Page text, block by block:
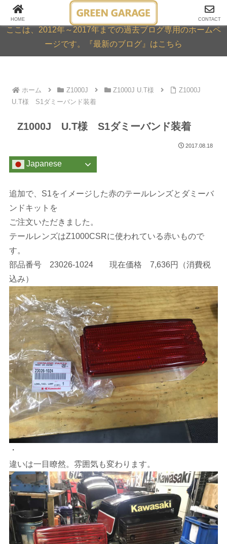
GREEN GARAGE ARCHIVE
ここは、2012年～2017年までの過去ブログ専用のホームペ
ージです。『最新のブログ』はこちら
ホーム Z1000J Z1000J U.T様
Z1000J
U.T様 S1ダミーバンド装着
Z1000J U.T様 S1ダミーバンド装着
2017.08.18
Japanese
追加で、S1をイメージした赤のテールレンズとダミーバ
ンドキットを
ご注文いただきました。
テールレンズはZ1000CSRに使われている赤いもので
す。
部品番号 23026-1024 現在価格 7,636円（消費税
込み）
・
違いは一目瞭然。雰囲気も変わります。
HOME CONTACT